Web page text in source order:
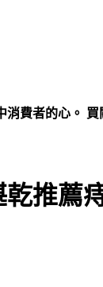
費者的心。 買
推薦